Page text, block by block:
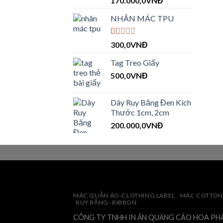
hạng
2.09
5 sao
NHÃN MÁC TPU
Được
hạng
1.00
5
300,0VNĐ
Tag Treo Giấy
500,0VNĐ
Dây Ruy Băng Đen Kích
Thước 1cm, 2cm
200.000,0VNĐ
MÁC QUẦN ÁO-CLOTHING LABEL MÁC COTTON
RUY BĂNG- RIBBON
CÔNG TY TNHH IN ẤN QUẢNG CÁO HOA